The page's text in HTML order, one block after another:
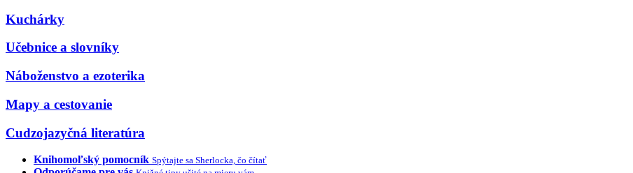
Kuchárky
Učebnice a slovníky
Náboženstvo a ezoterika
Mapy a cestovanie
Cudzojazyčná literatúra
Knihomoľský pomocník Spýtajte sa Sherlocka, čo čítať